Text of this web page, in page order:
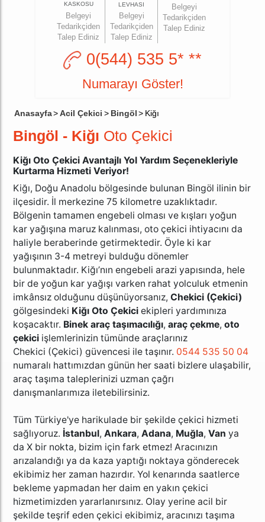
KASKOSU
Belgeyi
Tedarikçiden
Talep Ediniz
LEVHASI
Belgeyi
Tedarikçiden
Talep Ediniz
Belgeyi
Tedarikçiden
Talep Ediniz
0(544) 535 5* **
Numarayı Göster!
Anasayfa>Acil Çekici > Bingöl> Kiğı
Bingöl - Kiğı Oto Çekici
Kiğı Oto Çekici Avantajlı Yol Yardım Seçenekleriyle
Kurtarma Hizmeti Veriyor!
Kiğı, Doğu Anadolu bölgesinde bulunan Bingöl ilinin bir
ilçesidir. İl merkezine 75 kilometre uzaklıktadır.
Bölgenin tamamen engebeli olması ve kışları yoğun
kar yağışına maruz kalınması, oto çekici ihtiyacını da
haliyle beraberinde getirmektedir. Öyle ki kar
yağışının 3-4 metreyi bulduğu dönemler
bulunmaktadır. Kiğı’nın engebeli arazi yapısında, hele
bir de yoğun kar yağışı varken rahat yolculuk etmenin
imkânsız olduğunu düşünüyorsanız,Chekici (Çekici)
gölgesindeki Kiğı Oto Çekici ekipleri yardımınıza
koşacaktır. Binek araç taşımacılığı,araç çekme,oto
çekici işlemlerinizin tümünde araçlarınız
Chekici (Çekici) güvencesi ile taşınır. 0544 535 50 04
numaralı hattımızdan günün her saati bizlere ulaşabilir,
araç taşıma taleplerinizi uzman çağrı
danışmanlarımıza iletebilirsiniz.
Tüm Türkiye'ye harikulade bir şekilde çekici hizmeti
sağlıyoruz. İstanbul,Ankara,Adana, Muğla,Van ya
da X bir nokta, bizim için fark etmez! Aracınızın
arızalandığı ya da kaza yaptığı noktaya gönderecek
ekibimiz her zaman hazırdır. Yol kenarında saatlerce
bekleme yapmadan her daim en yakın çekici
hizmetimizden yararlanırsınız. Olay yerine acil bir
şekilde teşrif eden çekici ekibimiz, aracınızı taşıma